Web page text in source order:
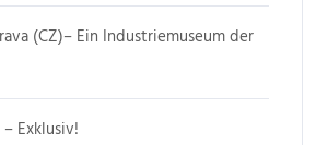
(CZ)– Ein Industriemuseum der
Exklusiv!